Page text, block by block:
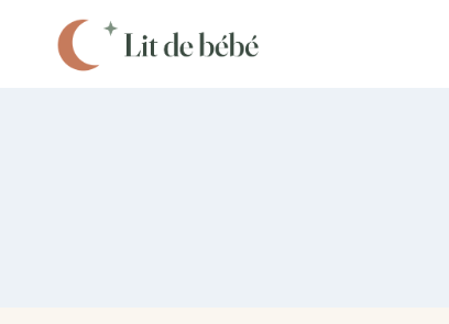
contenu